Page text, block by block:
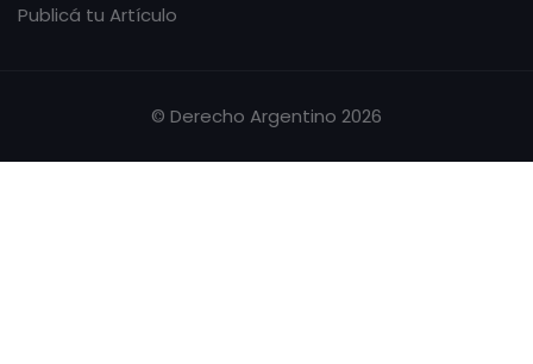
Publicá tu Artículo
© Derecho Argentino 2026